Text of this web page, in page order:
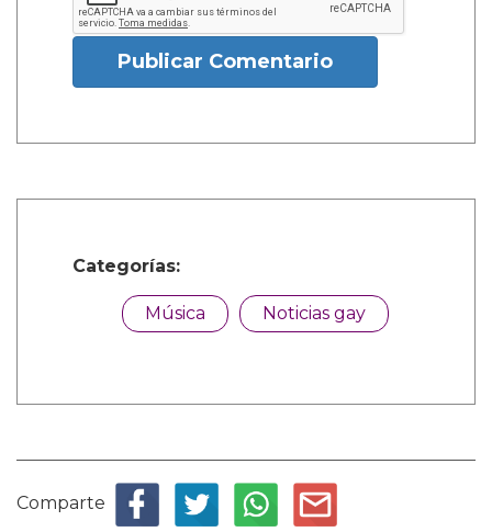
Publicar Comentario
Categorías:
Música Noticias gay
Comparte